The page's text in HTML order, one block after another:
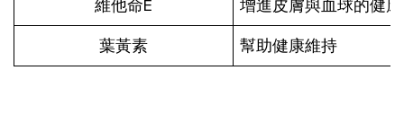
維他命E 增進皮膚與血球的健康
葉黃素 幫助健康維持